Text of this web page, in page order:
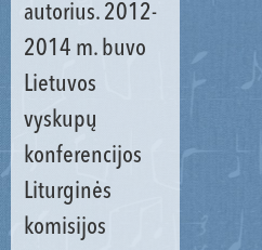
autorius. 2012-
2014 m. buvo
Lietuvos
vyskupų
konferencijos
Liturginės
komisijos